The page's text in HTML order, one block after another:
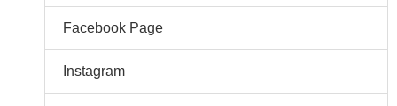
Facebook Page
Instagram